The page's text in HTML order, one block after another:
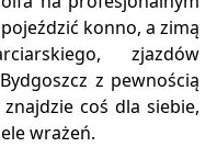
konno, a zimą
zjazdów
z pewnością
coś dla siebie,
wrażeń.